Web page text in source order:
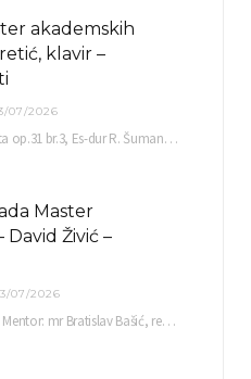
akademskih
klavir –
07/2026
Program: L. van Betoven: Sonata op.31 br.3, Es-dur R. Šuman: Bečki karneval op.26 K. Debisi:…
Master
Živić –
07/2026
Tema: Kontrast sredina življenja Mentor: mr Bratislav Bašić, redovni profesor Sreda, 08.07.2026. u…